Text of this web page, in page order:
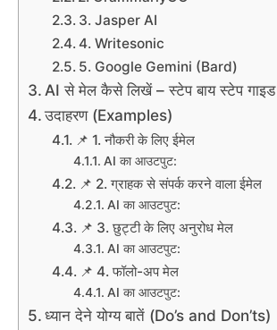
3. Jasper AI
4. Writesonic
5. Google Gemini (Bard)
AI से मेल कैसे लिखें – स्टेप बाय स्टेप गाइड
उदाहरण (Examples)
📌 1. नौकरी के लिए ईमेल
AI का आउटपुट:
📌 2. ग्राहक से संपर्क करने वाला ईमेल
AI का आउटपुट:
📌 3. छुट्टी के लिए अनुरोध मेल
AI का आउटपुट:
📌 4. फॉलो-अप मेल
AI का आउटपुट:
ध्यान देने योग्य बातें (Do’s and Don’ts)